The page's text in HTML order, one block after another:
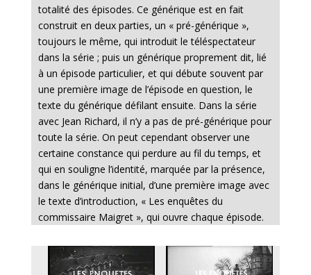
totalité des épisodes. Ce générique est en fait
construit en deux parties, un « pré-générique »,
toujours le même, qui introduit le téléspectateur
dans la série ; puis un générique proprement dit, lié
à un épisode particulier, et qui débute souvent par
une première image de l’épisode en question, le
texte du générique défilant ensuite. Dans la série
avec Jean Richard, il n’y a pas de pré-générique pour
toute la série. On peut cependant observer une
certaine constance qui perdure au fil du temps, et
qui en souligne l’identité, marquée par la présence,
dans le générique initial, d’une première image avec
le texte d’introduction, « Les enquêtes du
commissaire Maigret », qui ouvre chaque épisode.